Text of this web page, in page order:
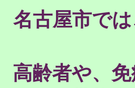
名古屋市で
高齢者や、